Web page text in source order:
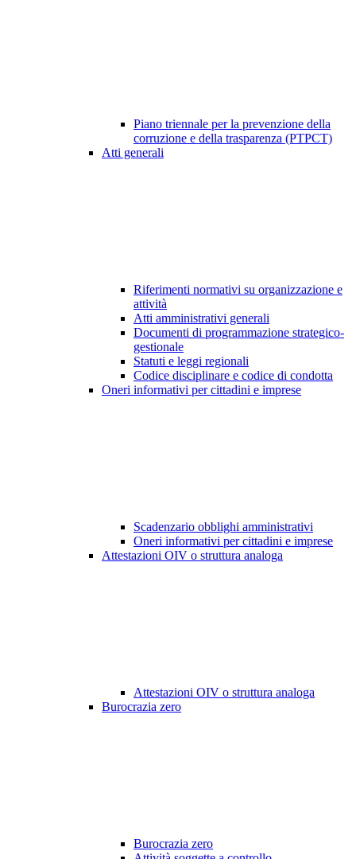
Piano triennale per la prevenzione della
corruzione e della trasparenza (PTPCT)
Atti generali
Riferimenti normativi su organizzazione e
attività
Atti amministrativi generali
Documenti di programmazione strategico-
gestionale
Statuti e leggi regionali
Codice disciplinare e codice di condotta
Oneri informativi per cittadini e imprese
Scadenzario obblighi amministrativi
Oneri informativi per cittadini e imprese
Attestazioni OIV o struttura analoga
Attestazioni OIV o struttura analoga
Burocrazia zero
Burocrazia zero